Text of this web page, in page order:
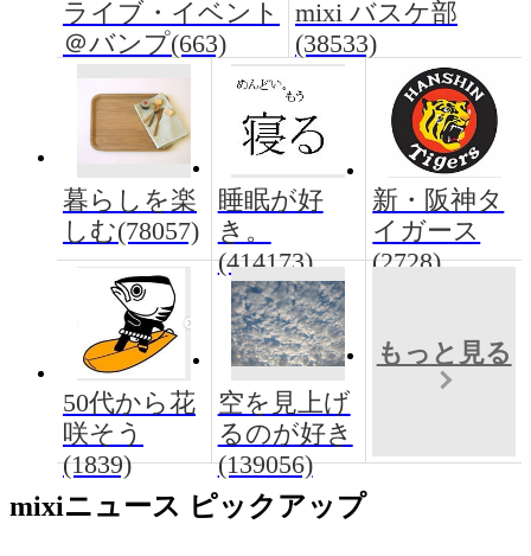
ライブ・イベント
＠バンプ(663)
mixi バスケ部
(38533)
暮らしを楽
しむ(78057)
睡眠が好
き。
(414173)
新・阪神タ
イガース
(2728)
50代から花
咲そう
(1839)
空を見上げ
るのが好き
(139056)
もっと見る
mixiニュース ピックアップ